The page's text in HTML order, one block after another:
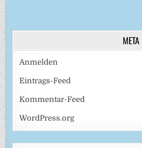
META
Anmelden
Eintrags-Feed
Kommentar-Feed
WordPress.org